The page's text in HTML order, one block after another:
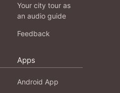
Your city tour as
an audio guide
Feedback
Apps
Android App